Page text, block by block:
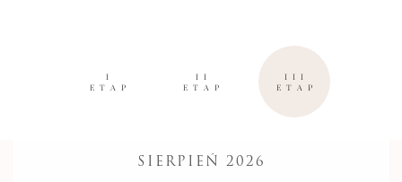
I
ETAP
II
ETAP
III
ETAP
SIERPIEŃ 2026